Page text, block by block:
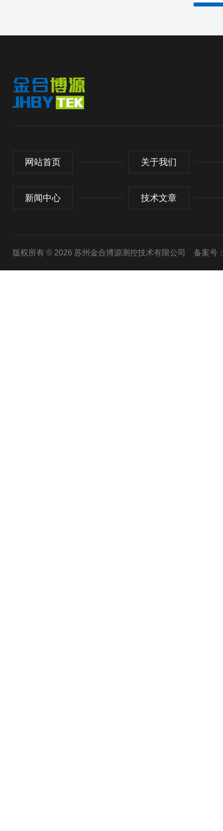
网站首页 关于我们
新闻中心 技术文章
版权所有 © 2026 苏州金合博源测控技术有限公司 备案号